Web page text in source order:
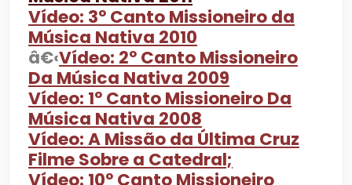
Vídeo: 3º Canto Missioneiro da
Música Nativa 2010
â€‹Vídeo: 2º Canto Missioneiro
Da Música Nativa 2009
Vídeo: 1º Canto Missioneiro Da
Música Nativa 2008
Vídeo: A Missão da Última Cruz
Filme Sobre a Catedral;
Vídeo: 10º Canto Missioneiro